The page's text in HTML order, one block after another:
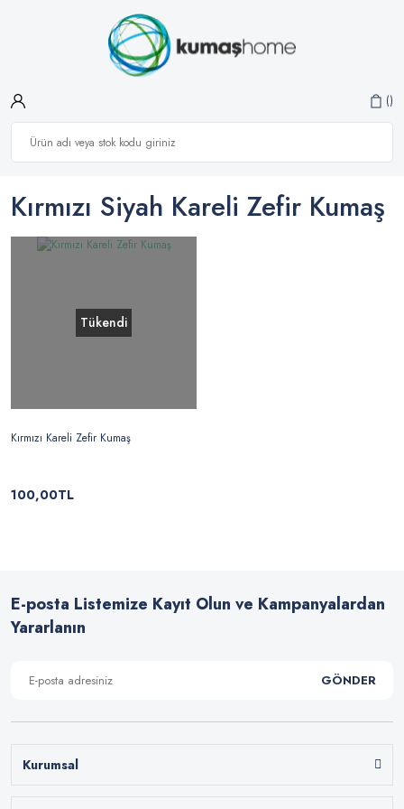
Kırmızı Siyah Kareli Zefir Kumaş
Tükendi
Kırmızı Kareli Zefir Kumaş
100,00TL
E-posta Listemize Kayıt Olun ve Kampanyalardan
Yararlanın
GÖNDER
Kurumsal